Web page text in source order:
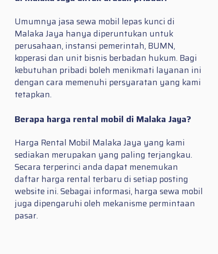
Umumnya jasa sewa mobil lepas kunci di
Malaka Jaya hanya diperuntukan untuk
perusahaan, instansi pemerintah, BUMN,
koperasi dan unit bisnis berbadan hukum. Bagi
kebutuhan pribadi boleh menikmati layanan ini
dengan cara memenuhi persyaratan yang kami
tetapkan.
Berapa harga rental mobil di Malaka Jaya?
Harga Rental Mobil Malaka Jaya yang kami
sediakan merupakan yang paling terjangkau.
Secara terperinci anda dapat menemukan
daftar harga rental terbaru di setiap posting
website ini. Sebagai informasi, harga sewa mobil
juga dipengaruhi oleh mekanisme permintaan
pasar.